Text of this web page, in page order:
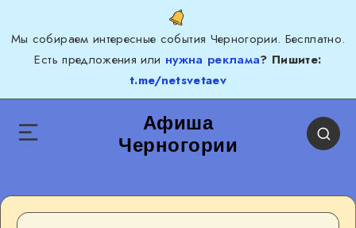
Мы собираем интересные события Черногории. Бесплатно.
Есть предложения или нужна реклама? Пишите:
t.me/netsvetaev
Афиша
Черногории